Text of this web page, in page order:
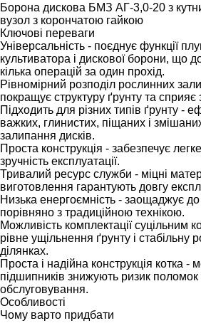
Борона дискова БМЗ АГ-3,0-20 з
вузол з корончатою гайкою
Ключові переваги
Універсальність - поєднує функції
культиватора і дискової борони, що
кілька операцій за один прохід.
Рівномірний розподіл рослинних
покращує структуру ґрунту та
Підходить для різних типів ґрунту -
важких, глинистих, піщаних і
залипання дисків.
Проста конструкція - забезпечує
зручність експлуатації.
Тривалий ресурс служби - міцні
виготовлення гарантують довгу
Низька енергоємність - заощаджує
порівняно з традиційною технікою.
Можливість комплектації суцільним
рівне ущільнення ґрунту і стабільну
ділянках.
Проста і надійна конструкція котка -
підшипників знижують ризик
обслуговування.
Особливості
Чому варто придбати